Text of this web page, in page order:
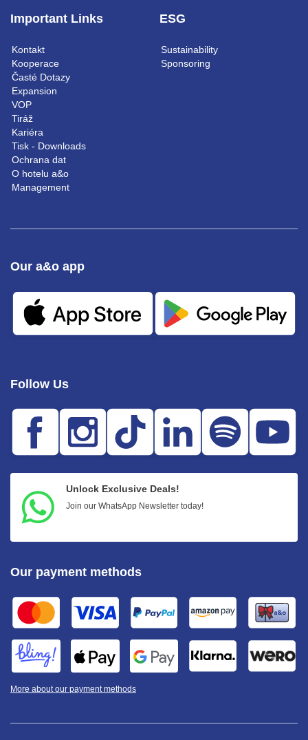
Important Links
Kontakt
Kooperace
Časté Dotazy
Expansion
VOP
Tiráž
Kariéra
Tisk - Downloads
Ochrana dat
O hotelu a&o
Management
ESG
Sustainability
Sponsoring
Follow Us
Unlock Exclusive Deals!
Join our WhatsApp Newsletter today!
Our a&o app
Our payment methods
More about our payment methods